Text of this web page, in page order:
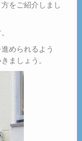
をご紹介しまし
められるよう
ましょう。